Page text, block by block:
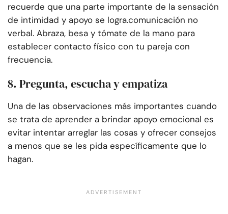
recuerde que una parte importante de la sensación
de intimidad y apoyo se logra.comunicación no
verbal. Abraza, besa y tómate de la mano para
establecer contacto físico con tu pareja con
frecuencia.
8. Pregunta, escucha y empatiza
Una de las observaciones más importantes cuando
se trata de aprender a brindar apoyo emocional es
evitar intentar arreglar las cosas y ofrecer consejos
a menos que se les pida específicamente que lo
hagan.